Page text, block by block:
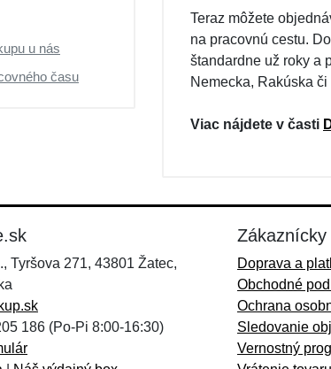
u nás
času
Teraz môžete
na pracovnú cestu.
štandardne už roky a
Nemecka, Rakúska
Viac nájdete v časti
Tyršova 271, 43801 Žatec,
186 (Po-Pi 8:00-16:30)
Zákaznícky
Doprava a
Obchodné
Ochrana
Sledovanie
Vernostný